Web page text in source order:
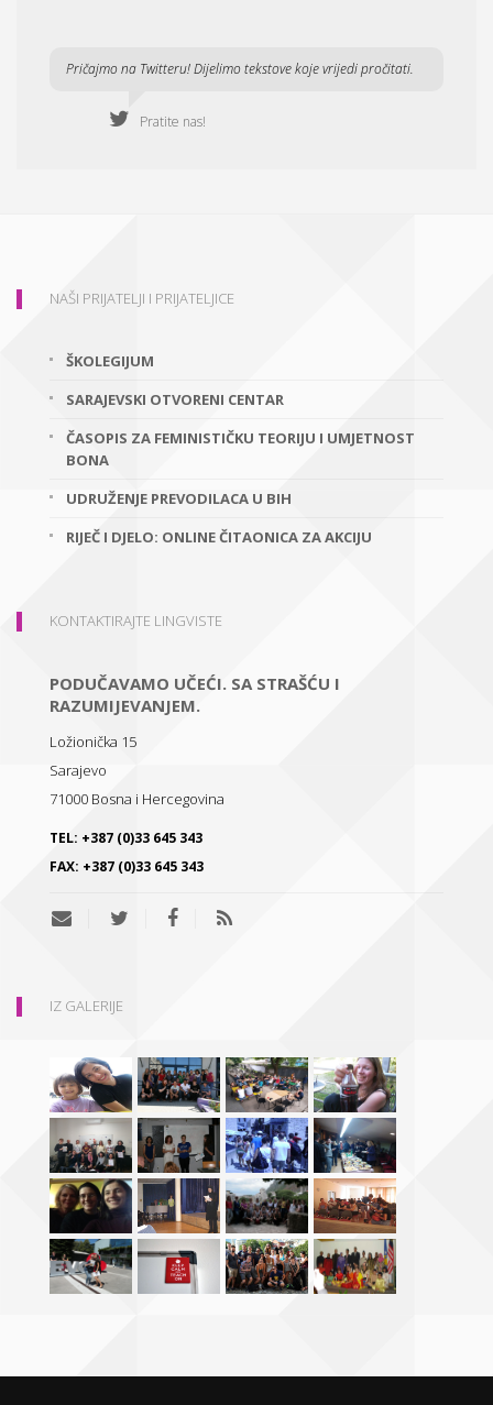
Pričajmo na Twitteru! Dijelimo tekstove koje vrijedi pročitati.
Pratite nas!
NAŠI PRIJATELJI I PRIJATELJICE
ŠKOLEGIJUM
SARAJEVSKI OTVORENI CENTAR
ČASOPIS ZA FEMINISTIČKU TEORIJU I UMJETNOST
BONA
UDRUŽENJE PREVODILACA U BIH
RIJEČ I DJELO: ONLINE ČITAONICA ZA AKCIJU
KONTAKTIRAJTE LINGVISTE
PODUČAVAMO UČEĆI. SA STRAŠĆU I
RAZUMIJEVANJEM.
Ložionička 15
Sarajevo
71000 Bosna i Hercegovina
TEL: +387 (0)33 645 343
FAX: +387 (0)33 645 343
IZ GALERIJE